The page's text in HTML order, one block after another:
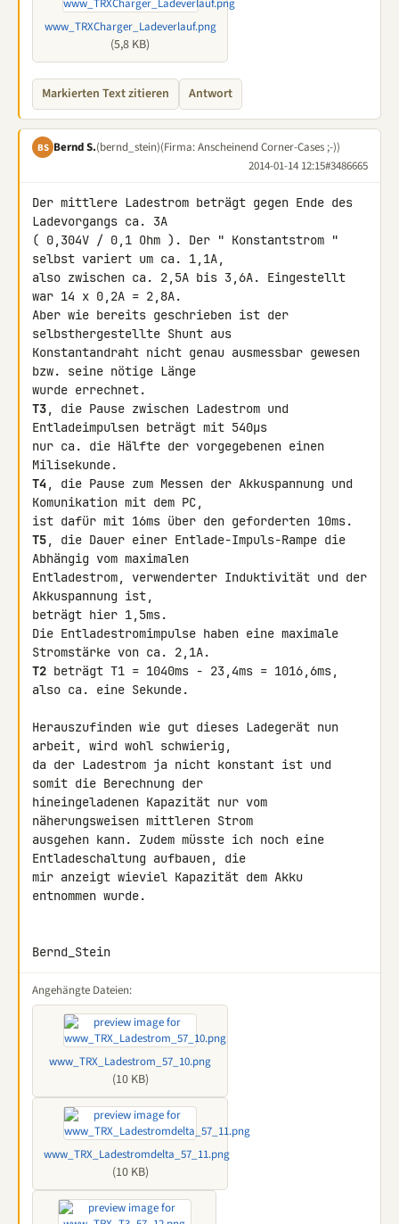
www_TRXCharger_Ladeverlauf.png
(5,8 KB)
Markierten Text zitieren Antwort
BS Bernd S.(bernd_stein)(Firma: Anscheinend Corner-Cases ;-))
2014-01-14 12:15#3486665
Der mittlere Ladestrom beträgt gegen Ende des
Ladevorgangs ca. 3A
( 0,304V / 0,1 Ohm ). Der " Konstantstrom "
selbst variert um ca. 1,1A,
also zwischen ca. 2,5A bis 3,6A. Eingestellt
war 14 x 0,2A = 2,8A.
Aber wie bereits geschrieben ist der
selbsthergestellte Shunt aus
Konstantandraht nicht genau ausmessbar gewesen
bzw. seine nötige Länge
T3, die Pause zwischen Ladestrom und
Entladeimpulsen beträgt mit 540µs
nur ca. die Hälfte der vorgegebenen einen
T4, die Pause zum Messen der Akkuspannung und
Komunikation mit dem PC,
T5, die Dauer einer Entlade-Impuls-Rampe die
Abhängig vom maximalen
Entladestrom, verwenderter Induktivität und der
Akkuspannung ist,
beträgt hier 1,5ms.
Die Entladestromimpulse haben eine maximale
T2 beträgt T1 = 1040ms - 23,4ms = 1016,6ms,
also ca. eine Sekunde.
Herauszufinden wie gut dieses Ladegerät nun
arbeit, wird wohl schwierig,
da der Ladestrom ja nicht konstant ist und
somit die Berechnung der
hineingeladenen Kapazität nur vom
näherungsweisen mittleren Strom
ausgehen kann. Zudem müsste ich noch eine
Entladeschaltung aufbauen, die
mir anzeigt wieviel Kapazität dem Akku
entnommen wurde.
Bernd_Stein
Angehängte Dateien:
www_TRX_Ladestrom_57_10.png
(10 KB)
www_TRX_Ladestromdelta_57_11.png
(10 KB)